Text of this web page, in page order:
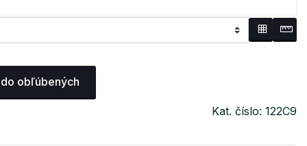
obľúbených
Kat. číslo: 122C9